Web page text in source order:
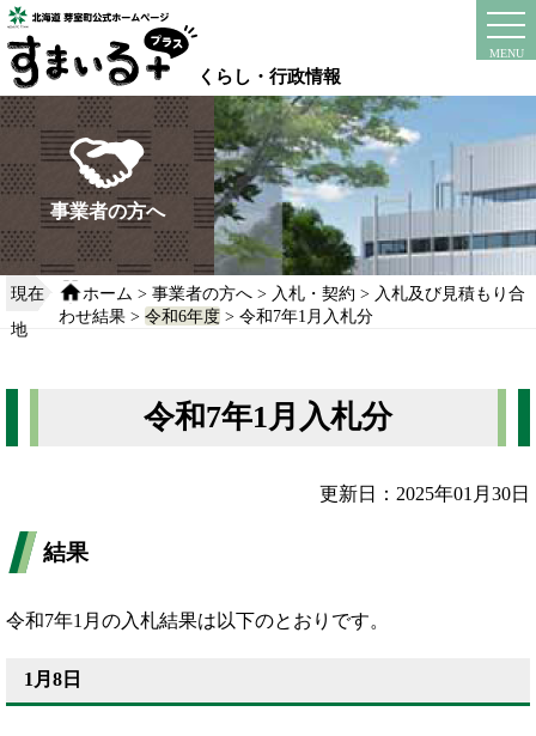
本
文
へ
移
動
る
くらし・行政情報
MENU
instagram
事業者の方へ
現在
地
ホーム >事業者の方へ > 入札・契約 > 入札及び見積もり合
わせ結果 >令和6年度 > 令和7年1月入札分
令和7年1月入札分
更新日：2025年01月30日
結果
令和7年1月の入札結果は以下のとおりです。
1月8日